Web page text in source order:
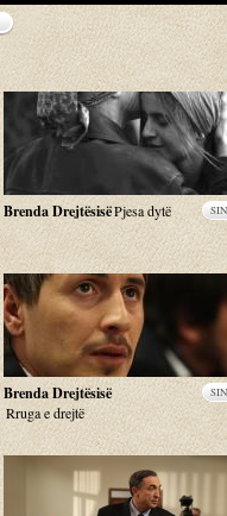
Brenda DrejtësisëPjesa dytë
Brenda Drejtësisë
Rruga e drejtë